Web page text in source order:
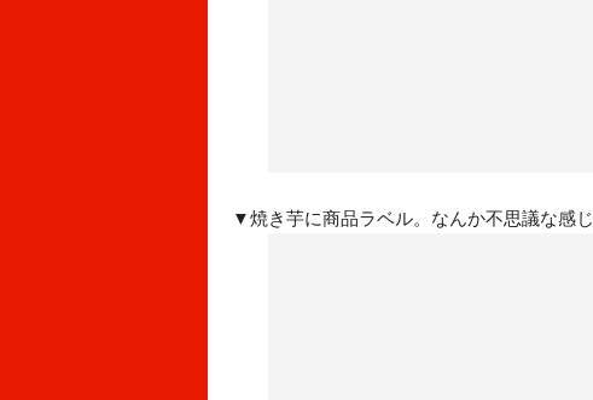
▼焼き芋に商品ラベル。なんか不思議な感じ